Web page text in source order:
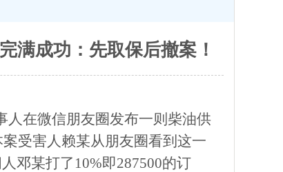
满成功：先取保后撤案！
人在微信朋友圈发布一则柴油供
受害人赖某从朋友圈看到这一
邓某打了10%即287500的订